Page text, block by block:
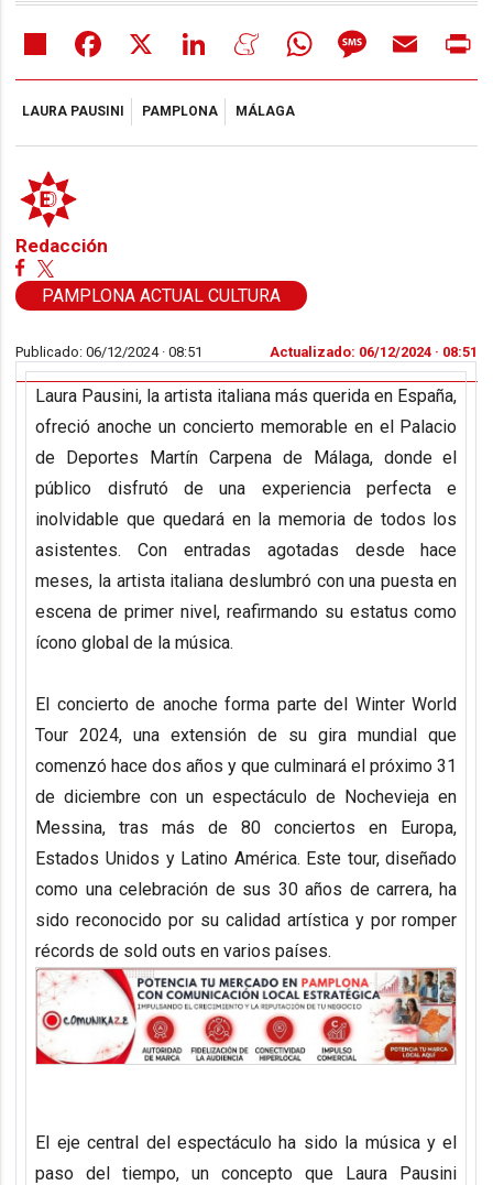
Share Facebook LinkedIn MeneameWhatsAppMessageEmail
LAURA PAUSINI PAMPLONA MÁLAGA
Redacción
PAMPLONA ACTUAL CULTURA
Publicado: 06/12/2024 ·08:51 Actualizado: 06/12/2024 · 08:51
Laura Pausini, la artista italiana más querida en España,
ofreció anoche un concierto memorable en el Palacio
de Deportes Martín Carpena de Málaga, donde el
público disfrutó de una experiencia perfecta e
inolvidable que quedará en la memoria de todos los
asistentes. Con entradas agotadas desde hace
meses, la artista italiana deslumbró con una puesta en
escena de primer nivel, reafirmando su estatus como
ícono global de la música.
El concierto de anoche forma parte del Winter World
Tour 2024, una extensión de su gira mundial que
comenzó hace dos años y que culminará el próximo 31
de diciembre con un espectáculo de Nochevieja en
Messina, tras más de 80 conciertos en Europa,
Estados Unidos y Latino América. Este tour, diseñado
como una celebración de sus 30 años de carrera, ha
sido reconocido por su calidad artística y por romper
récords de sold outs en varios países.
El eje central del espectáculo ha sido la música y el
paso del tiempo, un concepto que Laura Pausini